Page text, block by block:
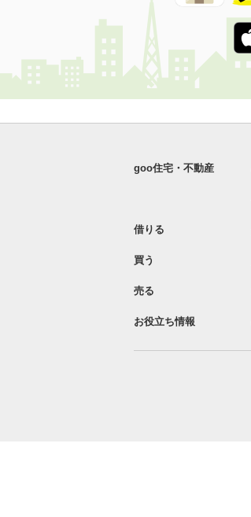
goo住宅・不動産
借りる
買う
売る
お役立ち情報